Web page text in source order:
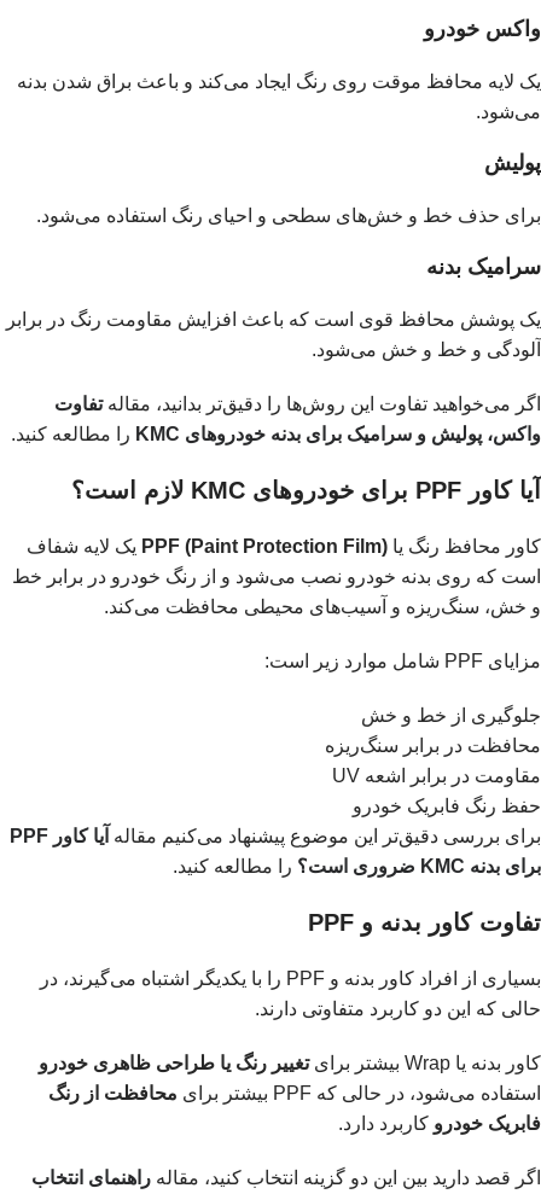
واکس خودرو
یک لایه محافظ موقت روی رنگ ایجاد می‌کند و باعث براق شدن بدنه
می‌شود.
پولیش
برای حذف خط و خش‌های سطحی و احیای رنگ استفاده می‌شود.
سرامیک بدنه
یک پوشش محافظ قوی است که باعث افزایش مقاومت رنگ در برابر
آلودگی و خط و خش می‌شود.
اگر می‌خواهید تفاوت این روش‌ها را دقیق‌تر بدانید، مقاله تفاوت
واکس، پولیش و سرامیک برای بدنه خودروهای KMC
را مطالعه کنید.
آیا کاور PPF برای خودروهای KMC لازم است؟
کاور محافظ رنگ یا PPF (Paint Protection Film) یک لایه شفاف
است که روی بدنه خودرو نصب می‌شود و از رنگ خودرو در برابر خط
و خش، سنگ‌ریزه و آسیب‌های محیطی محافظت می‌کند.
مزایای PPF شامل موارد زیر است:
جلوگیری از خط و خش
محافظت در برابر سنگ‌ریزه
مقاومت در برابر اشعه UV
حفظ رنگ فابریک خودرو
برای بررسی دقیق‌تر این موضوع پیشنهاد می‌کنیم مقاله
آیا کاور PPF
برای بدنه KMC ضروری است؟
را مطالعه کنید.
تفاوت کاور بدنه و PPF
بسیاری از افراد کاور بدنه و PPF را با یکدیگر اشتباه می‌گیرند، در
حالی که این دو کاربرد متفاوتی دارند.
کاور بدنه یا Wrap بیشتر برای
تغییر رنگ یا طراحی ظاهری خودرو
استفاده می‌شود، در حالی که PPF بیشتر برای
محافظت از رنگ
فابریک خودرو کاربرد دارد.
اگر قصد دارید بین این دو گزینه انتخاب کنید، مقاله راهنمای انتخاب